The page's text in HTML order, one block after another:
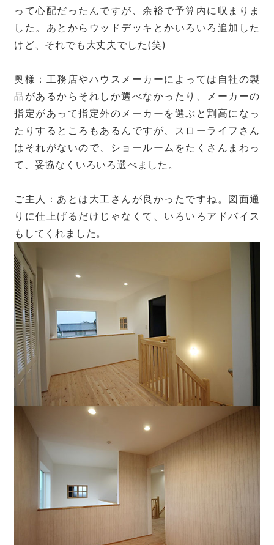
って心配だったんですが、余裕で予算内に収まりま
した。あとからウッドデッキとかいろいろ追加した
けど、それでも大丈夫でした(笑)
奥様：工務店やハウスメーカーによっては自社の製
品があるからそれしか選べなかったり、メーカーの
指定があって指定外のメーカーを選ぶと割高になっ
たりするところもあるんですが、スローライフさん
はそれがないので、ショールームをたくさんまわっ
て、妥協なくいろいろ選べました。
ご主人：あとは大工さんが良かったですね。図面通
りに仕上げるだけじゃなくて、いろいろアドバイス
もしてくれました。